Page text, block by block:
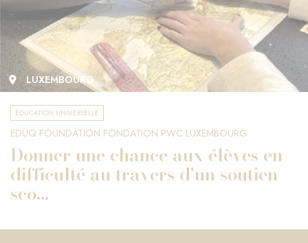
LUXEMBOURG
ÉDUCATION UNIVERSELLE
EDUQ FOUNDATION FONDATION PWC LUXEMBOURG
Donner une chance aux élèves en
difficulté au travers d'un soutien
sco...